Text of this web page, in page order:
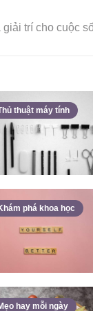
trí cho cuộc
thuật máy tính
phá khoa học
hay mỗi ngày